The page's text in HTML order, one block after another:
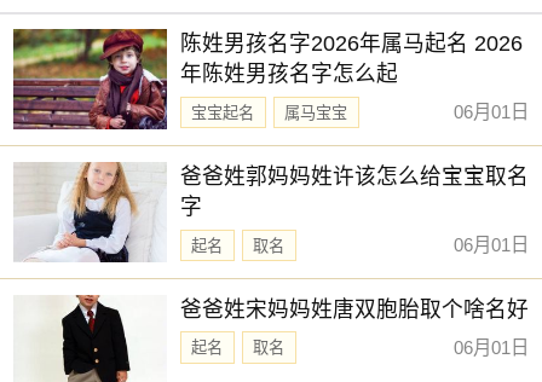
陈姓男孩名字2026年属马起名 2026
年陈姓男孩名字怎么起
宝宝起名
属马宝宝
新生儿取名
06月01日
爸爸姓郭妈妈姓许该怎么给宝宝取名
字
起名 取名 06月01日
爸爸姓宋妈妈姓唐双胞胎取个啥名好
起名 取名 06月01日